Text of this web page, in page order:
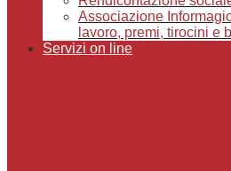
Associazione
lavoro, premi, tirocini e
Servizi on line